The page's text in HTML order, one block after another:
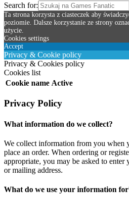
Search for:
Ta strona korzysta z ciasteczek aby
poziomie. Dalsze korzystanie ze strony
użycie.
Cookies settings
Accept
Privacy & Cookie policy
Privacy & Cookies policy
Cookies list
Cookie name Active
Privacy Policy
What information do we collect?
We collect information from you when
place an order. When ordering or
appropriate, you may be asked to enter
or mailing address.
What do we use your information